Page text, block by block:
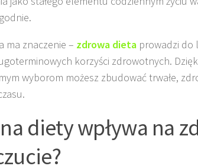
ma znaczenie – zdrowa dieta prowadzi do
korzyści zdrowotnych.
wyborom możesz zbudować trwałe,
diety wpływa na